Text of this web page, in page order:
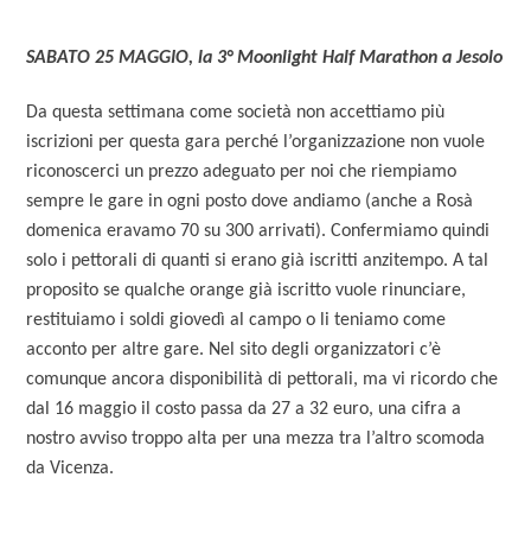
SABATO 25 MAGGIO, la 3° Moonlight Half Marathon a Jesolo
Da questa settimana come società non accettiamo più
iscrizioni per questa gara perché l’organizzazione non vuole
riconoscerci un prezzo adeguato per noi che riempiamo
sempre le gare in ogni posto dove andiamo (anche a Rosà
domenica eravamo 70 su 300 arrivati). Confermiamo quindi
solo i pettorali di quanti si erano già iscritti anzitempo. A tal
proposito se qualche orange già iscritto vuole rinunciare,
restituiamo i soldi giovedì al campo o li teniamo come
acconto per altre gare. Nel sito degli organizzatori c’è
comunque ancora disponibilità di pettorali, ma vi ricordo che
dal 16 maggio il costo passa da 27 a 32 euro, una cifra a
nostro avviso troppo alta per una mezza tra l’altro scomoda
da Vicenza.